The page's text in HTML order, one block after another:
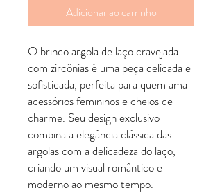
Adicionar ao carrinho
O brinco argola de laço cravejada
com zircônias é uma peça delicada e
sofisticada, perfeita para quem ama
acessórios femininos e cheios de
charme. Seu design exclusivo
combina a elegância clássica das
argolas com a delicadeza do laço,
criando um visual romântico e
moderno ao mesmo tempo.